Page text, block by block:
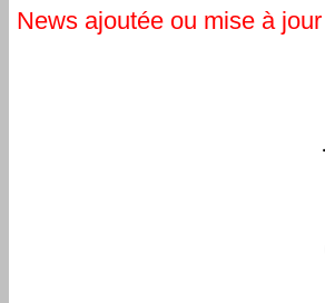
News ajoutée ou mise à